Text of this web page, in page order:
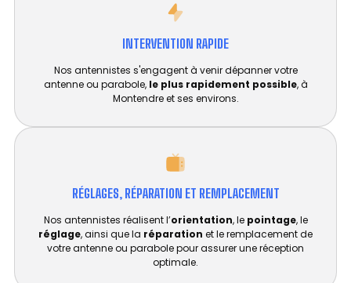
INTERVENTION RAPIDE
Nos antennistes s'engagent à venir dépanner votre
antenne ou parabole, le plus rapidement possible, à
Montendre et ses environs.
RÉGLAGES, RÉPARATION ET REMPLACEMENT​
Nos antennistes réalisent l’orientation, le pointage, le
réglage, ainsi que la réparation et le remplacement de
votre antenne ou parabole pour assurer une réception
optimale.